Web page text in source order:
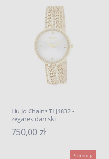
Liu Jo Chains TLJ1832 -
zegarek damski
750,00 zł
Promocja